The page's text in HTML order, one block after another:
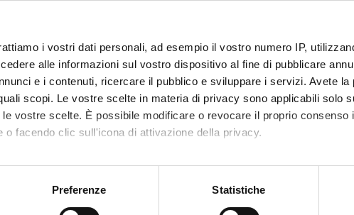
i vostri dati personali, ad esempio il vostro numero IP,
alle informazioni sul vostro dispositivo al fine di pubblicare
e i contenuti, ricercare il pubblico e sviluppare i servizi. Avete
scopi. Le vostre scelte in materia di privacy sono applicabili solo
vostre scelte. È possibile modificare o revocare il proprio consenso
o facendo clic sull'icona di attivazione della privacy.
anche:
sulla tua posizione geografica, con un'approssimazione di qualche
Preferenze Statistiche